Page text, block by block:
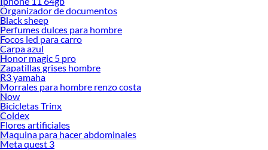
Organizador de documentos
Black sheep
Perfumes dulces para hombre
Focos led para carro
Carpa azul
Honor magic 5 pro
Zapatillas grises hombre
R3 yamaha
Morrales para hombre renzo costa
Now
Bicicletas Trinx
Coldex
Flores artificiales
Maquina para hacer abdominales
Meta quest 3